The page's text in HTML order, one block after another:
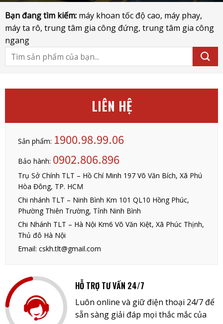
Bạn đang tìm kiếm: máy khoan tốc độ cao, máy phay,
máy ta rô, trung tâm gia công đứng, trung tâm gia công
ngang
Tìm
kiếm:
LIÊN HỆ
Sản phẩm: 1900.98.99.06
Bảo hành: 0902.806.896
Trụ Sở Chính TLT – Hồ Chí Minh 197 Võ Văn Bích, Xã Phú
Hòa Đông, TP. HCM
Chi nhánh TLT – Ninh Bình Km 101 QL10 Hồng Phúc,
Phường Thiên Trường, Tỉnh Ninh Bình
Chi Nhánh TLT – Hà Nội Km6 Võ Văn Kiệt, Xã Phúc Thịnh,
Thủ đô Hà Nội
Email: cskh.tlt@gmail.com
HỖ TRỢ TƯ VẤN 24/7
Luôn online và giữ điện thoại 24/7 để
sẵn sàng giải đáp mọi thắc mắc của